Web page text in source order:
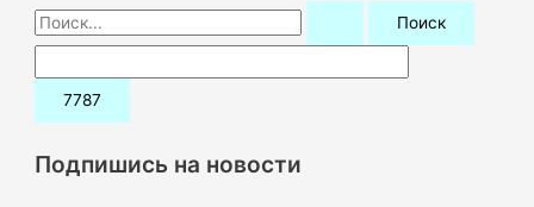
П
о
и
:Подпишись на новости